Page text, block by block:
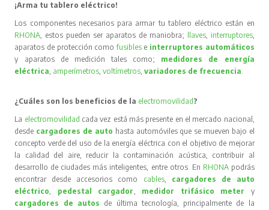
¡Arma tu tablero eléctrico!
Los componentes necesarios para armar tu tablero eléctrico están en
RHONA, estos pueden ser aparatos de maniobra; llaves, interruptores,
aparatos de protección comofusibles e interruptores automáticos
y aparatos de medición tales como; medidores de energía
eléctrica, amperímetros,voltímetros,variadores de frecuencia.
¿Cuáles son los beneficios de la electromovilidad ?
La electromovilidad cada vez está más presente en el mercado nacional,
desde cargadores de auto hasta automóviles que se mueven bajo el
concepto verde del uso de la energía eléctrica con el objetivo de mejorar
la calidad del aire, reducir la contaminación acústica, contribuir al
desarrollo de ciudades más inteligentes, entre otros. En RHONA podrás
encontrar desde accesorios como cables, cargadores de auto
eléctrico, pedestal cargador, medidor trifásico meter
y
cargadores de autos de última tecnología, principalmente de la